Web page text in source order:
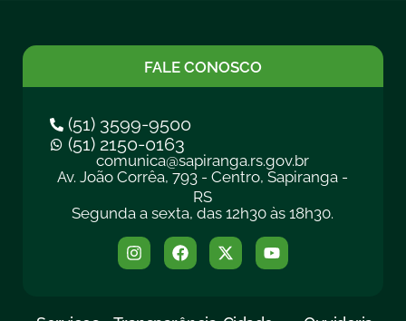
FALE CONOSCO
(51) 3599-9500
(51) 2150-0163
comunica@sapiranga.rs.gov.br
Av. João Corrêa, 793 - Centro, Sapiranga -
RS
Segunda a sexta, das 12h30 às 18h30.